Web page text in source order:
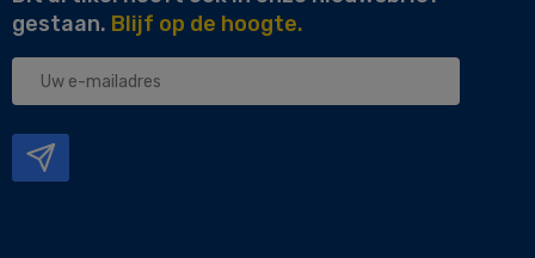
gestaan. Blijf op de hoogte.
Uw